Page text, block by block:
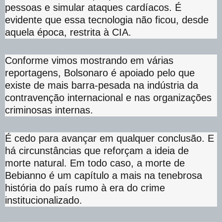
pessoas e simular ataques cardíacos. É
evidente que essa tecnologia não ficou, desde
aquela época, restrita à CIA.
Conforme vimos mostrando em várias
reportagens, Bolsonaro é apoiado pelo que
existe de mais barra-pesada na indústria da
contravenção internacional e nas organizações
criminosas internas.
É cedo para avançar em qualquer conclusão. E
há circunstâncias que reforçam a ideia de
morte natural. Em todo caso, a morte de
Bebianno é um capítulo a mais na tenebrosa
história do país rumo à era do crime
institucionalizado.